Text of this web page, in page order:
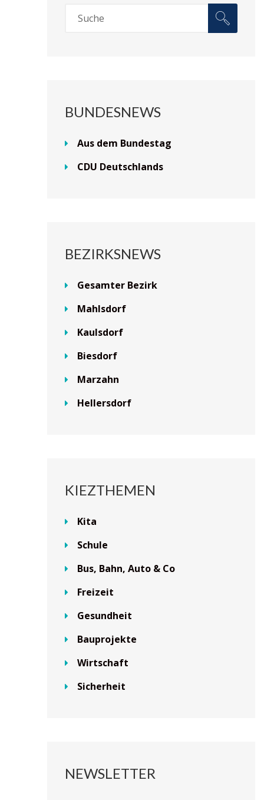
BUNDESNEWS
Aus dem Bundestag
CDU Deutschlands
BEZIRKSNEWS
Gesamter Bezirk
Mahlsdorf
Kaulsdorf
Biesdorf
Marzahn
Hellersdorf
KIEZTHEMEN
Kita
Schule
Bus, Bahn, Auto & Co
Freizeit
Gesundheit
Bauprojekte
Wirtschaft
Sicherheit
NEWSLETTER